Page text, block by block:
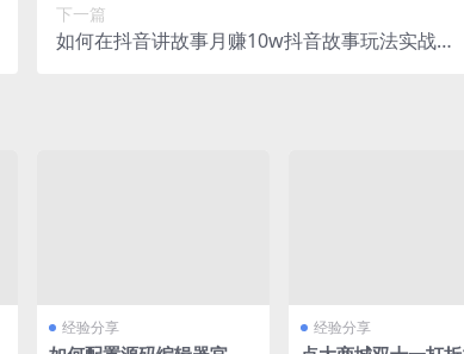
下一篇
如何在抖音讲故事月赚10w抖音故事玩法实战分
经验分享 经验分享